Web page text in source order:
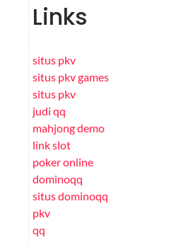
Links
situs pkv
situs pkv games
situs pkv
judi qq
mahjong demo
link slot
poker online
dominoqq
situs dominoqq
pkv
qq